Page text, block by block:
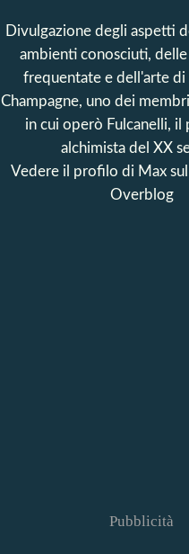
Divulgazione degli aspetti
ambienti conosciuti,
frequentate e dell'arte di
Champagne, uno dei
in cui operò Fulcanelli, il
alchimista del XX
Vedere il profilo di Max
Overblog
Pubblicità